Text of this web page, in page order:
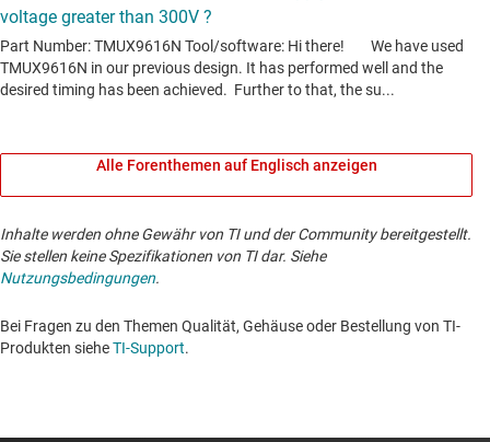
Alle Forenthemen auf Englisch anzeigen
Inhalte werden ohne Gewähr von TI und der Community bereitgestellt.
Sie stellen keine Spezifikationen von TI dar. Siehe
Nutzungsbedingungen.
Bei Fragen zu den Themen Qualität, Gehäuse oder Bestellung von TI-
Produkten sieheTI-Support. ​​​​​​​​​​​​​​